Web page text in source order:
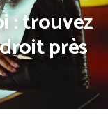
: trouvez
près